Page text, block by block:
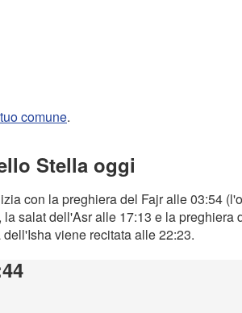
comune.
Stella oggi
con la preghiera del Fajr alle 03:54
salat dell'Asr alle 17:13 e la preghiera
viene recitata alle 22:23.